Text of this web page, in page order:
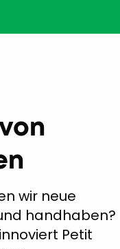
wir neue
handhaben?
Petit